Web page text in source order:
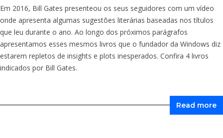
Em 2016, Bill Gates presenteou os seus seguidores com um vídeo
onde apresenta algumas sugestões literárias baseadas nos títulos
que leu durante o ano. Ao longo dos próximos parágrafos
apresentamos esses mesmos livros que o fundador da Windows diz
estarem repletos de insights e plots inesperados. Confira 4 livros
indicados por Bill Gates.
Read more